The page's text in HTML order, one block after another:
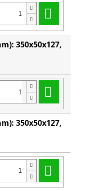
350x50x127,
350x50x127,